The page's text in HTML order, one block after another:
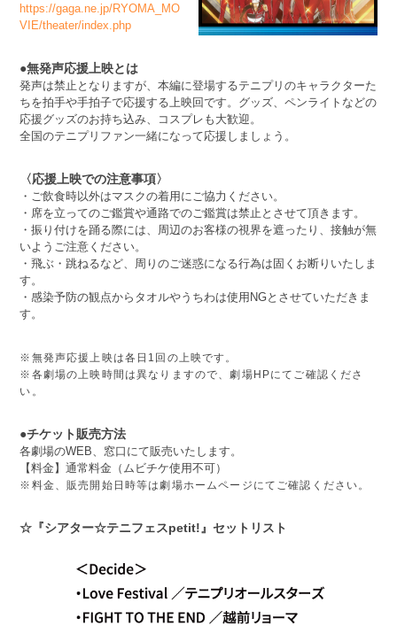
https://gaga.ne.jp/RYOMA_MO
VIE/theater/index.php
●無発声応援上映とは
発声は禁止となりますが、本編に登場するテニプリのキャラクターた
ちを拍手や手拍子で応援する上映回です。グッズ、ペンライトなどの
応援グッズのお持ち込み、コスプレも大歓迎。
全国のテニプリファン一緒になって応援しましょう。
〈応援上映での注意事項〉
・ご飲食時以外はマスクの着用にご協力ください。
・席を立ってのご鑑賞や通路でのご鑑賞は禁止とさせて頂きます。
・振り付けを踊る際には、周辺のお客様の視界を遮ったり、接触が無
いようご注意ください。
・飛ぶ・跳ねるなど、周りのご迷惑になる行為は固くお断りいたしま
す。
・感染予防の観点からタオルやうちわは使用NGとさせていただきま
す。
※無発声応援上映は各日1回の上映です。
※各劇場の上映時間は異なりますので、劇場HPにてご確認くださ
い。
●チケット販売方法
各劇場のWEB、窓口にて販売いたします。
【料金】通常料金（ムビチケ使用不可）
※料金、販売開始日時等は劇場ホームページにてご確認ください。
☆『シアター☆テニフェスpetit!』セットリスト